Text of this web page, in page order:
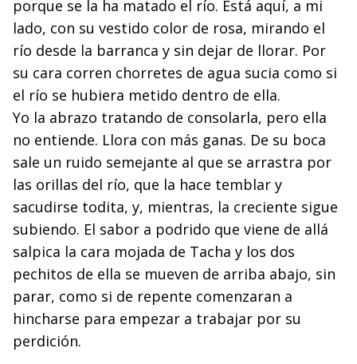
porque se la ha matado el río. Está aquí, a mi
lado, con su vestido color de rosa, mirando el
río desde la barranca y sin dejar de llorar. Por
su cara corren chorretes de agua sucia como si
el río se hubiera metido dentro de ella.
Yo la abrazo tratando de consolarla, pero ella
no entien­de. Llora con más ganas. De su boca
sale un ruido seme­jante al que se arrastra por
las orillas del río, que la hace temblar y
sacudirse todita, y, mientras, la creciente sigue
subiendo. El sabor a podrido que viene de allá
salpica la cara mojada de Tacha y los dos
pechitos de ella se mueven de arriba abajo, sin
parar, como si de repente comenzaran a
hincharse para empezar a trabajar por su
perdición.